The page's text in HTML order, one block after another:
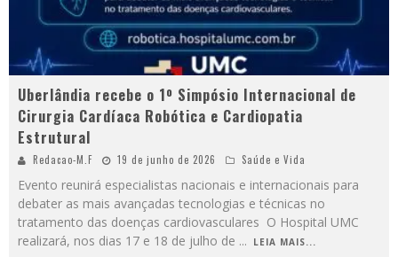
Uberlândia recebe o 1º Simpósio Internacional de
Cirurgia Cardíaca Robótica e Cardiopatia
Estrutural
Redacao-M.F 19 de junho de 2026 Saúde e Vida
Evento reunirá especialistas nacionais e internacionais para
debater as mais avançadas tecnologias e técnicas no
tratamento das doenças cardiovasculares O Hospital UMC
realizará, nos dias 17 e 18 de julho de ... LEIA MAIS...